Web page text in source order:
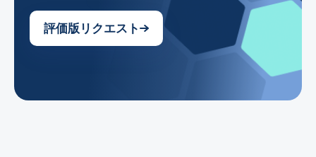
評価版リクエスト